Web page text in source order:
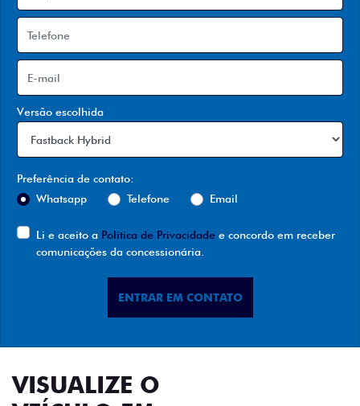
Versão escolhida
Preferência de contato:
Whatsapp
Telefone Email
Li e aceito a Política de Privacidade e concordo em receber
comunicações da concessionária.
ENTRAR EM CONTATO
VISUALIZE O